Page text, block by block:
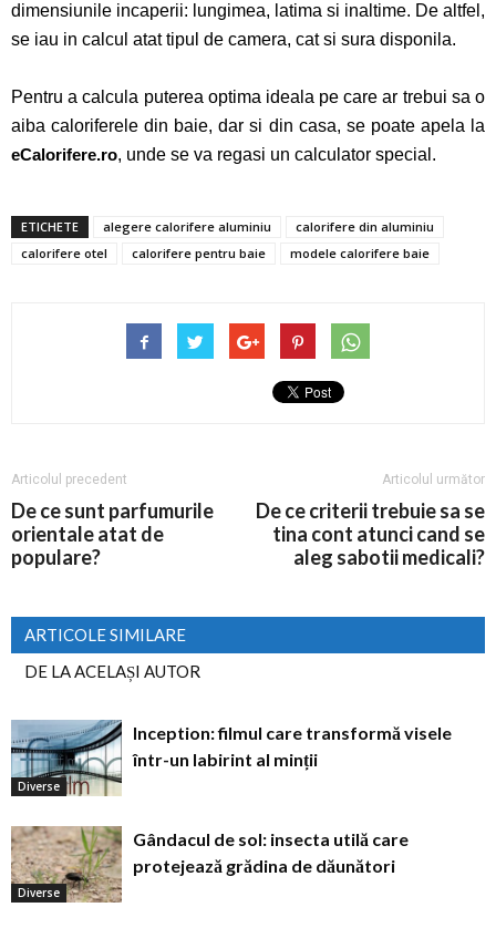
dimensiunile incaperii: lungimea, latima si inaltime. De altfel,
se iau in calcul atat tipul de camera, cat si sura disponila.
Pentru a calcula puterea optima ideala pe care ar trebui sa o
aiba caloriferele din baie, dar si din casa, se poate apela la
eCalorifere.ro, unde se va regasi un calculator special.
ETICHETE alegere calorifere aluminiu
calorifere din aluminiu
calorifere otel
calorifere pentru baie modele calorifere baie
Articolul precedent
De ce sunt parfumurile
orientale atat de
populare?
Articolul următor
De ce criterii trebuie sa se
tina cont atunci cand se
aleg sabotii medicali?
ARTICOLE SIMILARE
DE LA ACELAȘI AUTOR
Diverse
Inception: filmul care transformă visele
într-un labirint al minții
Diverse
Gândacul de sol: insecta utilă care
protejează grădina de dăunători